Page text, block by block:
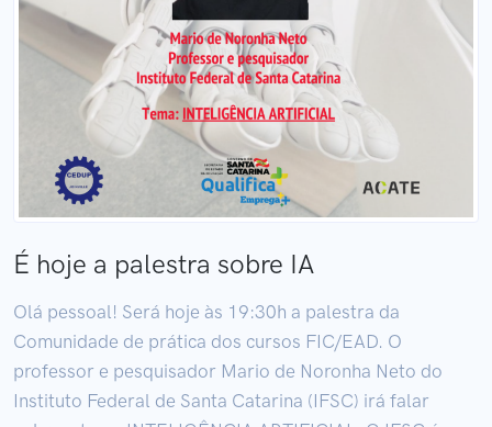
É hoje a palestra sobre IA
Olá pessoal! Será hoje às 19:30h a palestra da
Comunidade de prática dos cursos FIC/EAD. O
professor e pesquisador Mario de Noronha Neto do
Instituto Federal de Santa Catarina (IFSC) irá falar